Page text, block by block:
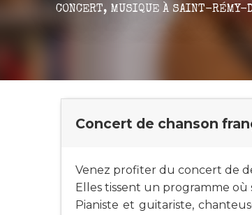
CONCERT, MUSIQUE À SAINT-RÉMY-
Concert de chanson
Venez profiter du concert de
Elles tissent un programme
Pianiste et guitariste,